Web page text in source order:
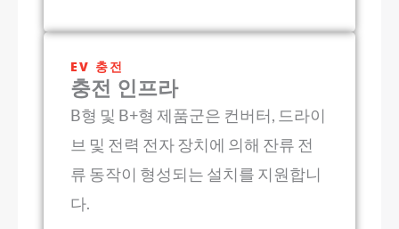
EV 충전
충전 인프라
B형 및 B+형 제품군은 컨버터, 드라이
브 및 전력 전자 장치에 의해 잔류 전
류 동작이 형성되는 설치를 지원합니
다.